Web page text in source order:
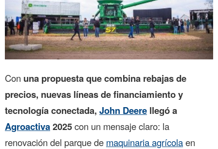
Con una propuesta que combina rebajas de
precios, nuevas líneas de financiamiento y
tecnología conectada, John Deere llegó a
Agroactiva2025con un mensaje claro: la
renovación del parque de maquinaria agrícolaen